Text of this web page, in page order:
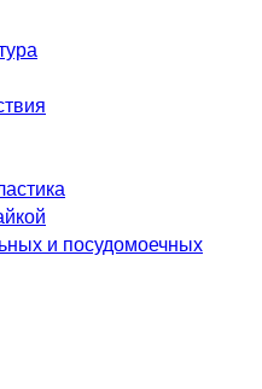
и посудомоечных